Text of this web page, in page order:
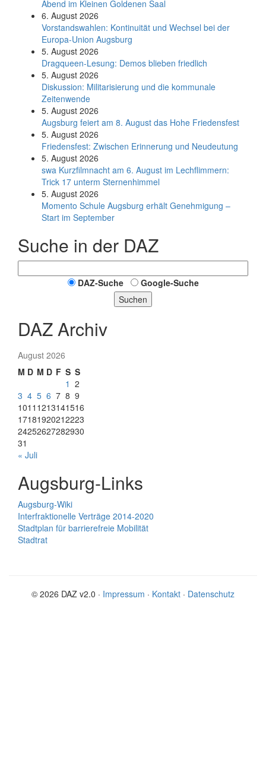
Abend im Kleinen Goldenen Saal
6. August 2026
Vorstandswahlen: Kontinuität und Wechsel bei der
Europa-Union Augsburg
5. August 2026
Dragqueen-Lesung: Demos blieben friedlich
5. August 2026
Diskussion: Mi­li­ta­ri­sie­rung und die kommunale
Zeitenwende
5. August 2026
Augsburg feiert am 8. August das Hohe Friedensfest
5. August 2026
Friedensfest: Zwischen Erinnerung und Neudeutung
5. August 2026
swa Kurz­film­nacht am 6. August im Lech­flim­mern:
Trick 17 unterm Sternen­himmel
5. August 2026
Momento Schule Augsburg erhält Genehmigung –
Start im September
Suche in der DAZ
DAZ-Suche
Google-Suche
Suchen
DAZ Archiv
August 2026
M D M D F S S
1 2
3 4 5 6 7 8 9
1011 1213141516
17181920212223
24252627282930
31
« Juli
Augsburg-Links
Augsburg-Wiki
Interfraktionelle Verträge 2014-2020
Stadtplan für barrierefreie Mobilität
Stadtrat
© 2026 DAZ v2.0 · Impressum · Kontakt · Datenschutz